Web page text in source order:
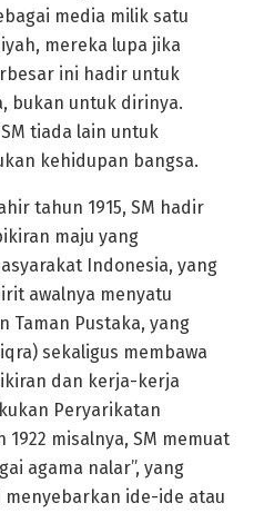
media milik satu
mereka lupa jika
ini hadir untuk
bukan untuk dirinya.
tiada lain untuk
kehidupan bangsa.
tahun 1915, SM hadir
maju yang
Indonesia, yang
awalnya menyatu
Taman Pustaka, yang
sekaligus membawa
dan kerja-kerja
Peryarikatan
misalnya, SM memuat
agama nalar”, yang
ide-ide atau